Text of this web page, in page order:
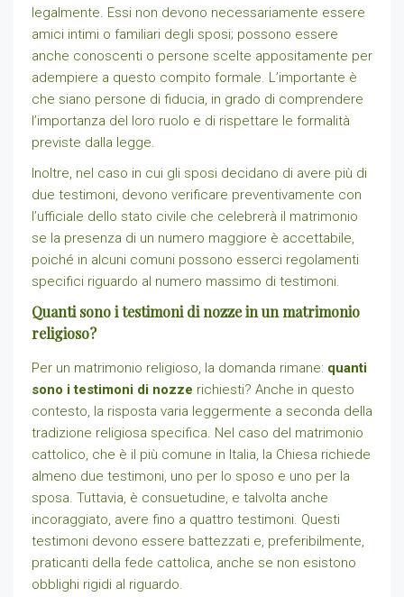
legalmente. Essi non devono necessariamente essere
amici intimi o familiari degli sposi; possono essere
anche conoscenti o persone scelte appositamente per
adempiere a questo compito formale. L’importante è
che siano persone di fiducia, in grado di comprendere
l’importanza del loro ruolo e di rispettare le formalità
previste dalla legge.
Inoltre, nel caso in cui gli sposi decidano di avere più di
due testimoni, devono verificare preventivamente con
l’ufficiale dello stato civile che celebrerà il matrimonio
se la presenza di un numero maggiore è accettabile,
poiché in alcuni comuni possono esserci regolamenti
specifici riguardo al numero massimo di testimoni.
Quanti sono i testimoni di nozze in un matrimonio
religioso?
Per un matrimonio religioso, la domanda rimane: quanti
sono i testimoni di nozze richiesti? Anche in questo
contesto, la risposta varia leggermente a seconda della
tradizione religiosa specifica. Nel caso del matrimonio
cattolico, che è il più comune in Italia, la Chiesa richiede
almeno due testimoni, uno per lo sposo e uno per la
sposa. Tuttavia, è consuetudine, e talvolta anche
incoraggiato, avere fino a quattro testimoni. Questi
testimoni devono essere battezzati e, preferibilmente,
praticanti della fede cattolica, anche se non esistono
obblighi rigidi al riguardo.